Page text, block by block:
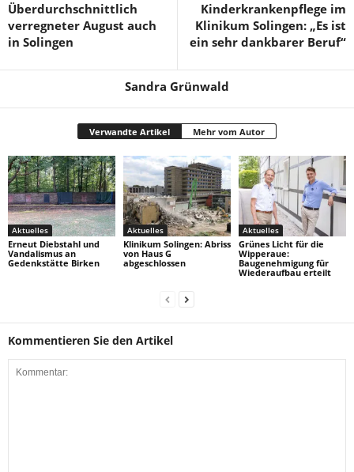
Überdurchschnittlich
verregneter August auch
in Solingen
Kinderkrankenpflege im
Klinikum Solingen: „Es ist
ein sehr dankbarer Beruf“
Sandra Grünwald
Verwandte Artikel Mehr vom Autor
Aktuelles
Erneut Diebstahl und
Vandalismus an
Gedenkstätte Birken
Aktuelles
Klinikum Solingen: Abriss
von Haus G
abgeschlossen
Aktuelles
Grünes Licht für die
Wipperaue:
Baugenehmigung für
Wiederaufbau erteilt
Kommentieren Sie den Artikel